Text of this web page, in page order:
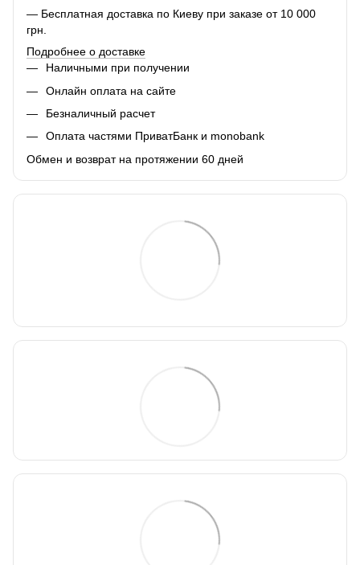
— Бесплатная доставка по Киеву при заказе от 10 000
грн.
Подробнее о доставке
Наличными при получении
Онлайн оплата на сайте
Безналичный расчет
Оплата частями ПриватБанк и monobank
Обмен и возврат на протяжении 60 дней